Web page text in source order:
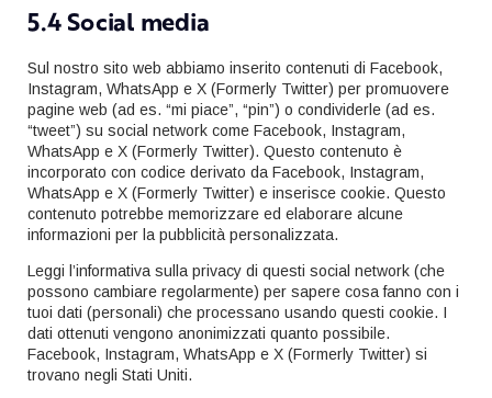
5.4 Social media
Sul nostro sito web abbiamo inserito contenuti di Facebook,
Instagram, WhatsApp e X (Formerly Twitter) per promuovere
pagine web (ad es. “mi piace”, “pin”) o condividerle (ad es.
“tweet”) su social network come Facebook, Instagram,
WhatsApp e X (Formerly Twitter). Questo contenuto è
incorporato con codice derivato da Facebook, Instagram,
WhatsApp e X (Formerly Twitter) e inserisce cookie. Questo
contenuto potrebbe memorizzare ed elaborare alcune
informazioni per la pubblicità personalizzata.
Leggi l’informativa sulla privacy di questi social network (che
possono cambiare regolarmente) per sapere cosa fanno con i
tuoi dati (personali) che processano usando questi cookie. I
dati ottenuti vengono anonimizzati quanto possibile.
Facebook, Instagram, WhatsApp e X (Formerly Twitter) si
trovano negli Stati Uniti.